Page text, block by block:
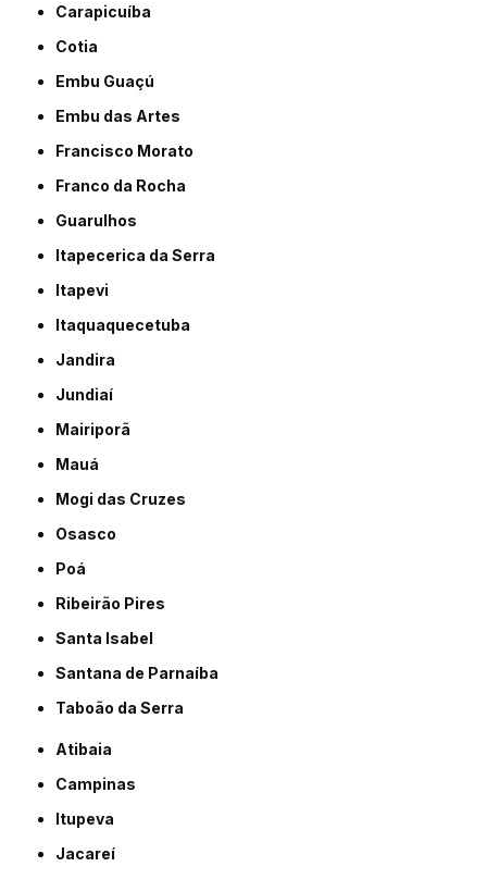
Carapicuíba
Cotia
Embu Guaçú
Embu das Artes
Francisco Morato
Franco da Rocha
Guarulhos
Itapecerica da Serra
Itapevi
Itaquaquecetuba
Jandira
Jundiaí
Mairiporã
Mauá
Mogi das Cruzes
Osasco
Poá
Ribeirão Pires
Santa Isabel
Santana de Parnaíba
Taboão da Serra
Atibaia
Campinas
Itupeva
Jacareí